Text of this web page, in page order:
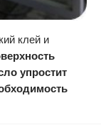
клей и
упростит